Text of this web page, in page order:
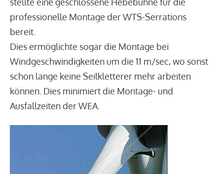
professionelle Montage der WTS-Serrations
bereit.
Dies ermöglichte sogar die Montage bei
Windgeschwindigkeiten um die 11 m/sec, wo sonst
schon lange keine Seilkletterer mehr arbeiten
können. Dies minimiert die Montage- und
Ausfallzeiten der WEA.